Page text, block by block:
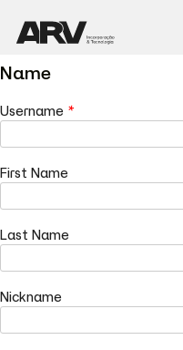
Name
Username *
First Name
Last Name
Nickname